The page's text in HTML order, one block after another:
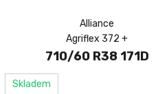
Alliance
Agriflex 372 +
710/60 R38 171D
Skladem